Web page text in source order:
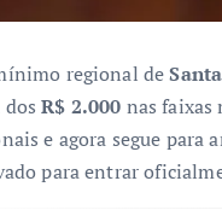
regional de
dosR$ 2.000 nas faixas
e agora segue para
para entrar